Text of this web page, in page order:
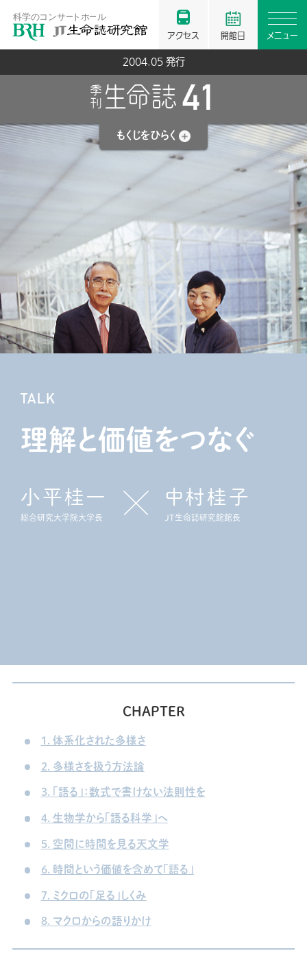
開館日 メニュー
アクセス
2004.05 発行
もくじをひらく
41
TALK
理解と価値をつなぐ
小平桂一
総合研究大学院大学長
中村桂子
ＪＴ生命誌研究館館長
CHAPTER
1. 体系化された多様さ
2. 多様さを扱う方法論
3. 「語る」：数式で書けない法則性を
4. 生物学から「語る科学」へ
5. 空間に時間を見る天文学
6. 時間という価値を含めて「語る」
7. ミクロの「足る」しくみ
8. マクロからの語りかけ